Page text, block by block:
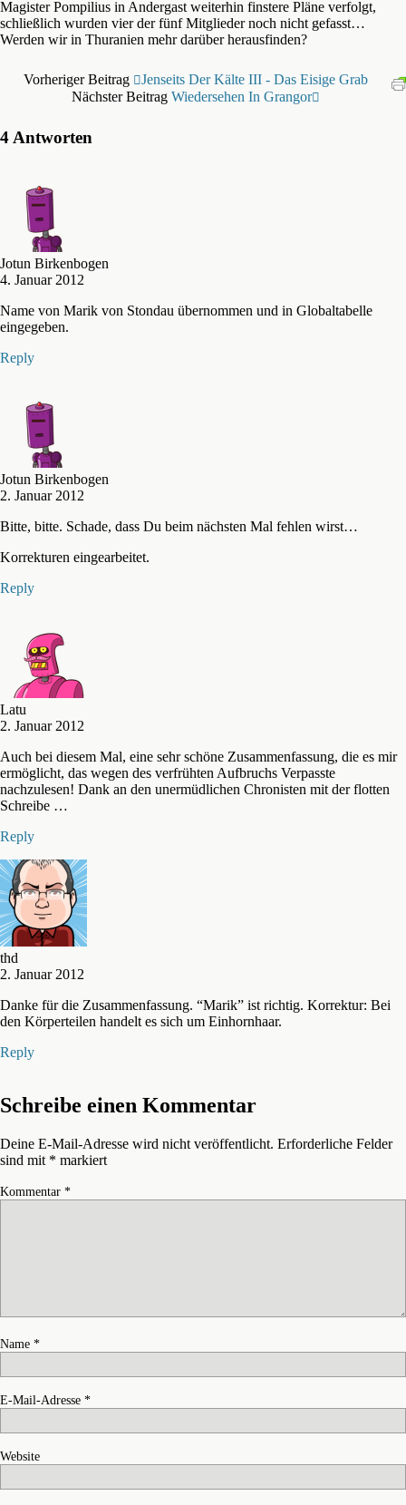
Magister Pompilius in Andergast weiterhin finstere Pläne verfolgt,
schließlich wurden vier der fünf Mitglieder noch nicht gefasst…
Werden wir in Thuranien mehr darüber herausfinden?
Vorheriger Beitrag
Jenseits Der Kälte III - Das Eisige Grab
Nächster Beitrag Wiedersehen In Grangor
4 Antworten
Jotun Birkenbogen
4. Januar 2012
Name von Marik von Stondau übernommen und in Globaltabelle
eingegeben.
Reply
Jotun Birkenbogen
2. Januar 2012
Bitte, bitte. Schade, dass Du beim nächsten Mal fehlen wirst…
Korrekturen eingearbeitet.
Reply
Latu
2. Januar 2012
Auch bei diesem Mal, eine sehr schöne Zusammenfassung, die es mir
ermöglicht, das wegen des verfrühten Aufbruchs Verpasste
nachzulesen! Dank an den unermüdlichen Chronisten mit der flotten
Schreibe …
Reply
thd
2. Januar 2012
Danke für die Zusammenfassung. “Marik” ist richtig. Korrektur: Bei
den Körperteilen handelt es sich um Einhornhaar.
Reply
Schreibe einen Kommentar
Deine E-Mail-Adresse wird nicht veröffentlicht. Erforderliche Felder
sind mit * markiert
Kommentar *
Name *
E-Mail-Adresse *
Website